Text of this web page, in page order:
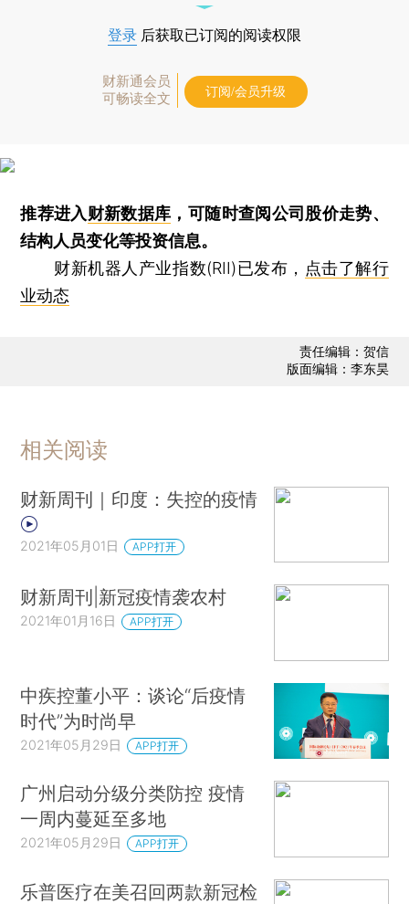
登录 后获取已订阅的阅读权限
财新通会员
可畅读全文
订阅/会员升级
推荐进入财新数据库 ，可随时查阅公司股价走势、
结构人员变化等投资信息。
财新机器人产业指数(RII)已发布， 点击了解行
业动态
责任编辑：贺信
版面编辑：李东昊
相关阅读
财新周刊｜印度：失控的疫情
2021年05月01日 APP打开
财新周刊|新冠疫情袭农村
2021年01月16日 APP打开
中疾控董小平：谈论“后疫情
时代”为时尚早
2021年05月29日 APP打开
广州启动分级分类防控 疫情
一周内蔓延至多地
2021年05月29日 APP打开
乐普医疗在美召回两款新冠检